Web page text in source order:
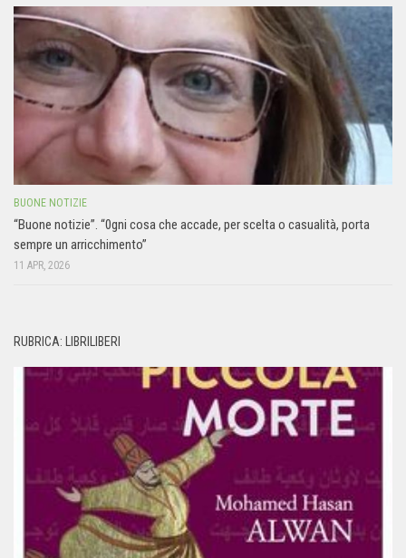
BUONE NOTIZIE
“Buone notizie”. “0gni cosa che accade, per scelta o casualità, porta
sempre un arricchimento”
11 APR, 2026
RUBRICA: LIBRILIBERI